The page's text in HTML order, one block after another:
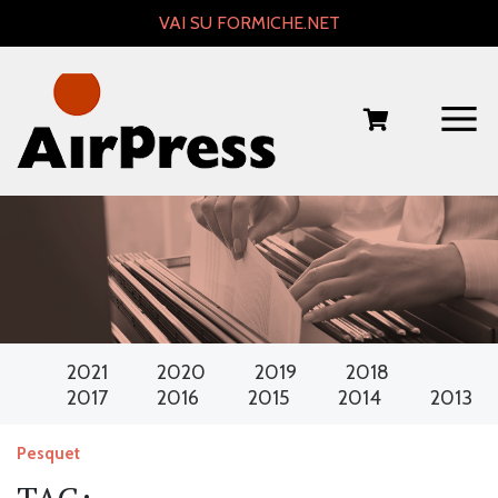
VAI SU FORMICHE.NET
2021 2020 2019
2018
2017
2016 2015 2014 2013
Pesquet